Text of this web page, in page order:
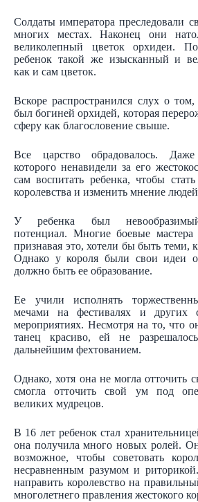
Солдаты императора преследовали
многих местах. Наконец они
великолепный цветок орхидеи.
ребенок такой же изысканный и
как и сам цветок.
Вскоре распространился слух о
был богиней орхидей, которая
сферу как благословение свыше.
Все царство обрадовалось. Даже
которого ненавидели за его
сам воспитать ребенка, чтобы
королевства и изменить мнение
У ребенка был
потенциал. Многие боевые мастера
признавая это, хотели бы быть теми,
Однако у короля были свои идеи
должно быть ее образование.
Ее учили исполнять
мечами на фестивалях и других
мероприятиях. Несмотря на то, что
танец красиво, ей не разрешалось
дальнейшим фехтованием.
Однако, хотя она не могла отточить
смогла отточить свой ум под
великих мудрецов.
В 16 лет ребенок стал
она получила много новых ролей.
возможное, чтобы советовать
несравненным разумом и
направить королевство на
многолетнего правления жестокого